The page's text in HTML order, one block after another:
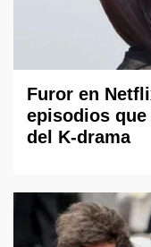
Furor en
episodios
del K-drama